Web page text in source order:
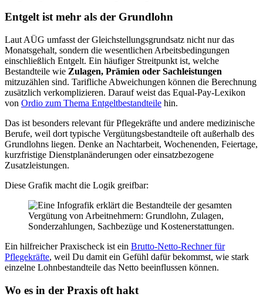
Entgelt ist mehr als der Grundlohn
Laut AÜG umfasst der Gleichstellungsgrundsatz nicht nur das
Monatsgehalt, sondern die wesentlichen Arbeitsbedingungen
einschließlich Entgelt. Ein häufiger Streitpunkt ist, welche
Bestandteile wie Zulagen, Prämien oder Sachleistungen
mitzuzählen sind. Tarifliche Abweichungen können die Berechnung
zusätzlich verkomplizieren. Darauf weist das Equal-Pay-Lexikon
von Ordio zum Thema Entgeltbestandteile hin.
Das ist besonders relevant für Pflegekräfte und andere medizinische
Berufe, weil dort typische Vergütungsbestandteile oft außerhalb des
Grundlohns liegen. Denke an Nachtarbeit, Wochenenden, Feiertage,
kurzfristige Dienstplanänderungen oder einsatzbezogene
Zusatzleistungen.
Diese Grafik macht die Logik greifbar:
Ein hilfreicher Praxischeck ist ein Brutto-Netto-Rechner für
Pflegekräfte, weil Du damit ein Gefühl dafür bekommst, wie stark
einzelne Lohnbestandteile das Netto beeinflussen können.
Wo es in der Praxis oft hakt